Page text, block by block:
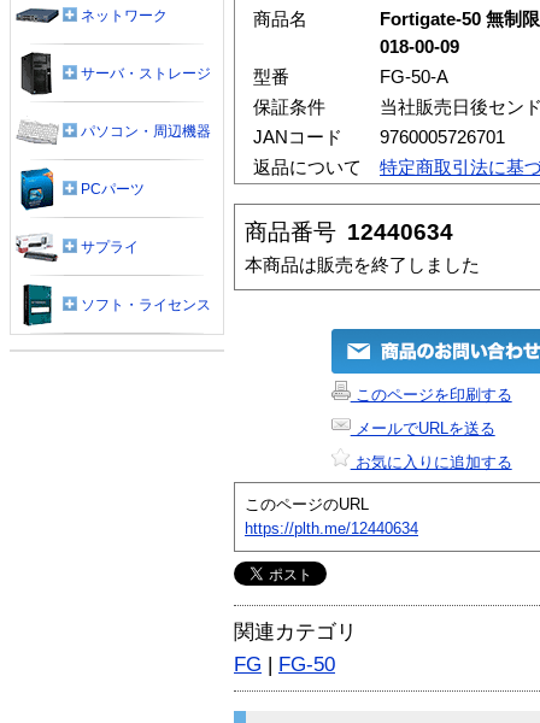
商品名
Fortigate-50 無制
018-00-09
型番
FG-50-A
保証条件
当社販売日後セン
JANコード
9760005726701
返品について
特定商取引法に基
商品番号 12440634
本商品は販売を終了しました
このページを印刷する
メールでURLを送る
お気に入りに追加する
このページのURL
https://plth.me/12440634
関連カテゴリ
FG | FG-50
ネットワーク
サーバ・ストレージ
パソコン・周辺機器
PCパーツ
サプライ
ソフト・ライセンス